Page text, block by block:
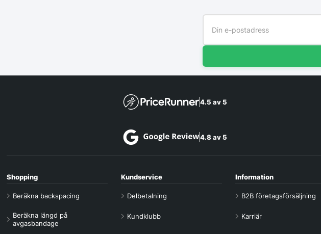
4.5 av 5
4.8 av 5
Shopping
Beräkna backspacing
Beräkna längd på
avgasbandage
Kundservice
Delbetalning
Kundklubb
Information
B2B företagsförsäljning
Karriär